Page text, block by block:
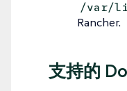
/var/
Rancher.
支持的